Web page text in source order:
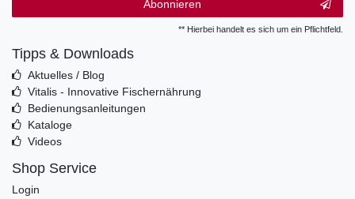
Abonnieren
** Hierbei handelt es sich um ein Pflichtfeld.
Tipps & Downloads
Aktuelles / Blog
Vitalis - Innovative Fischernährung
Bedienungsanleitungen
Kataloge
Videos
Shop Service
Login